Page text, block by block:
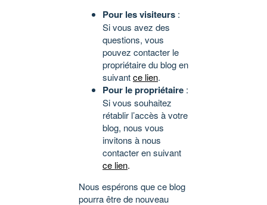
Pour les visiteurs :
Si vous avez des
questions, vous
pouvez contacter le
propriétaire du blog en
suivantce lien.
Pour le propriétaire :
Si vous souhaitez
rétablir l’accès à votre
blog, nous vous
invitons à nous
contacter en suivant
ce lien.
Nous espérons que ce blog
pourra être de nouveau